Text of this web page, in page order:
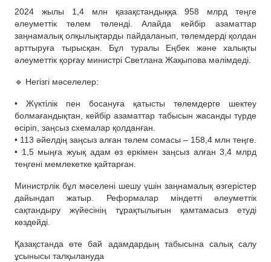
2024 жылы 1,4 млн қазақстандыққа 958 млрд теңге
әлеуметтік төлем төленді. Алайда кейбір азаматтар
заңнамалық олқылықтарды пайдаланып, төлемдерді қолдан
арттыруға тырысқан. Бұл туралы Еңбек және халықты
әлеуметтік қорғау министрі Светлана Жақыпова мәлімдеді.
🔹 Негізгі мәселелер:
• Жүктілік пен босануға қатысты төлемдерге шектеу
болмағандықтан, кейбір азаматтар табысын жасанды түрде
өсіріп, заңсыз схемалар қолданған.
• 113 әйелдің заңсыз алған төлем сомасы – 158,4 млн теңге.
• 1,5 мыңға жуық адам өз еркімен заңсыз алған 3,4 млрд
теңгені мемлекетке қайтарған.
Министрлік бұл мәселені шешу үшін заңнамалық өзгерістер
дайындап жатыр. Реформалар міндетті әлеуметтік
сақтандыру жүйесінің тұрақтылығын қамтамасыз етуді
көздейді.
Қазақстанда өте бай адамдардың табысына салық салу
ұсынысы талқылануда